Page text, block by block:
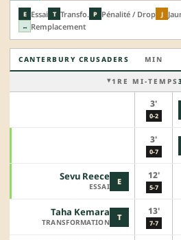
E Essai T Transfo. P Pénalité / Drop J
↔ Remplacement
CANTERBURY CRUSADERS MIN
1RE MI-TEMPS
3'
0-2
3'
0-7
E
Sevu Reece
ESSAI
12'
5-7
T
Taha Kemara
TRANSFORMATION
13'
7-7